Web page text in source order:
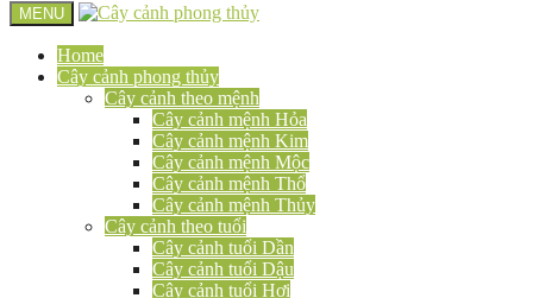
MENU
Home
Cây cảnh phong thủy
Cây cảnh theo mệnh
Cây cảnh mệnh Hỏa
Cây cảnh mệnh Kim
Cây cảnh mệnh Mộc
Cây cảnh mệnh Thổ
Cây cảnh mệnh Thủy
Cây cảnh theo tuổi
Cây cảnh tuổi Dần
Cây cảnh tuổi Dậu
Cây cảnh tuổi Hợi